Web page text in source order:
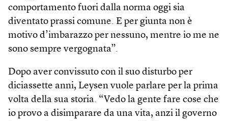
comportamento fuori dalla norma oggi sia
diventato prassi comune. E per giunta non è
motivo d’imbarazzo per nessuno, mentre io me ne
sono sempre vergognata”.
Dopo aver convissuto con il suo disturbo per
diciassette anni, Leysen vuole parlare per la prima
volta della sua storia. “Vedo la gente fare cose che
io provo a disimparare da una vita, anzi il governo